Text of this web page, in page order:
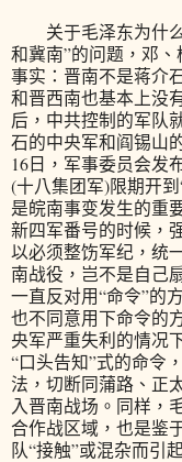
关于毛泽东为什么
和冀南”的问题，邓
事实：晋南不是蒋介
和晋西南也基本上没
后，中共控制的军队
石的中央军和阎锡山
16日，军事委员会发
(十八集团军)限期开
是皖南事变发生的重
新四军番号的时候，
以必须整饬军纪，统
南战役，岂不是自己
一直反对用“命令”的
也不同意用下命令的
央军严重失利的情况
“口头告知”式的命令
法，切断同蒲路、正
入晋南战场。同样，
合作战区域，也是鉴
队“接触”或混杂而引